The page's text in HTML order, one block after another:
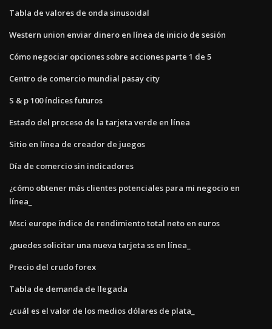
Tabla de valores de onda sinusoidal
Western union enviar dinero en línea de inicio de sesión
Cómo negociar opciones sobre acciones parte 1 de 5
Centro de comercio mundial pasay city
S & p 100 índices futuros
Estado del proceso de la tarjeta verde en línea
Sitio en línea de creador de juegos
Día de comercio sin indicadores
¿cómo obtener más clientes potenciales para mi negocio en
línea_
Msci europe índice de rendimiento total neto en euros
¿puedes solicitar una nueva tarjeta ss en línea_
Precio del crudo forex
Tabla de demanda de llegada
¿cuál es el valor de los medios dólares de plata_